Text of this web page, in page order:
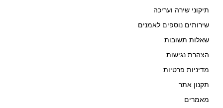
תיקוני שירה ועריכה
שירותים נוספים לאמנים
שאלות תשובות
הצהרת נגישות
מדיניות פרטיות
תקנון אתר
מאמרים